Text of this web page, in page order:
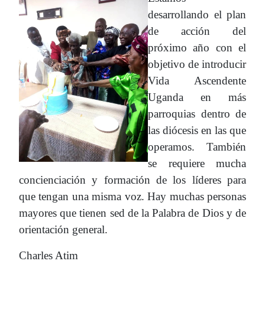
desarrollando el plan
de acción del
próximo año con el
objetivo de introducir
Vida Ascendente
Uganda en más
parroquias dentro de
las diócesis en las que
operamos. También
se requiere mucha
concienciación y formación de los líderes para
que tengan una misma voz. Hay muchas personas
mayores que tienen sed de la Palabra de Dios y de
orientación general.
Charles Atim